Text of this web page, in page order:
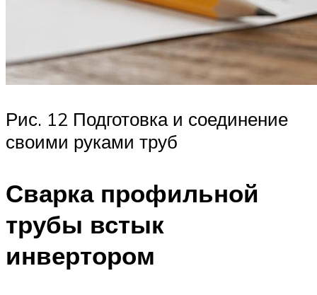
Рис. 12 Подготовка и соединение
своими руками труб
Сварка профильной
трубы встык
инвертором